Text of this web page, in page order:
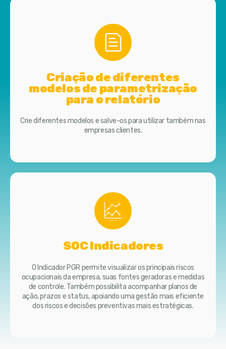
Criação de diferentes
modelos de parametrização
para o relatório
Crie diferentes modelos e salve-os para utilizar também nas
empresas clientes.
SOC Indicadores
O Indicador PGR permite visualizar os principais riscos
ocupacionais da empresa, suas fontes geradoras e medidas
de controle. Também possibilita acompanhar planos de
ação, prazos e status, apoiando uma gestão mais eficiente
dos riscos e decisões preventivas mais estratégicas.